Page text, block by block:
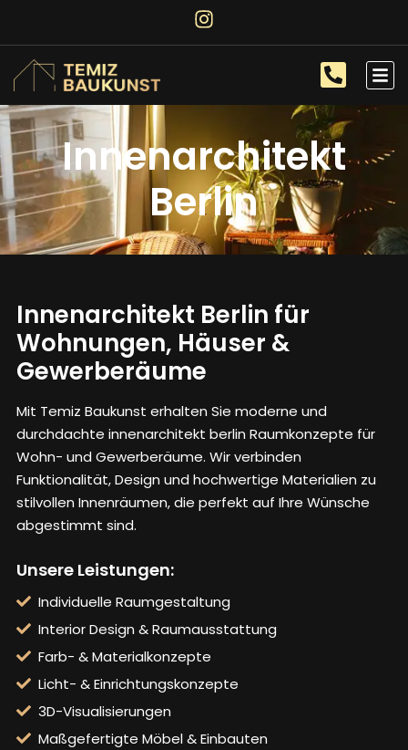
Innenarchitekt
Berlin
Innenarchitekt Berlin für
Wohnungen, Häuser &
Gewerberäume
Mit Temiz Baukunst erhalten Sie moderne und
durchdachte innenarchitekt berlin Raumkonzepte für
Wohn- und Gewerberäume. Wir verbinden
Funktionalität, Design und hochwertige Materialien zu
stilvollen Innenräumen, die perfekt auf Ihre Wünsche
abgestimmt sind.
Unsere Leistungen:
Individuelle Raumgestaltung
Interior Design & Raumausstattung
Farb- & Materialkonzepte
Licht- & Einrichtungskonzepte
3D-Visualisierungen
Maßgefertigte Möbel & Einbauten